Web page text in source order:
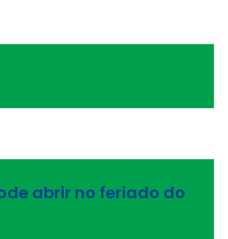
abrir no feriado do